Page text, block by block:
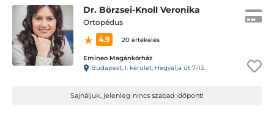
Dr. Börzsei-Knoll Veronika
Ortopédus
4.9
20 értékelés
Emineo Magánkórház
Budapest, I. kerület, Hegyalja út 7-13.
Sajnáljuk, jelenleg nincs szabad időpont!